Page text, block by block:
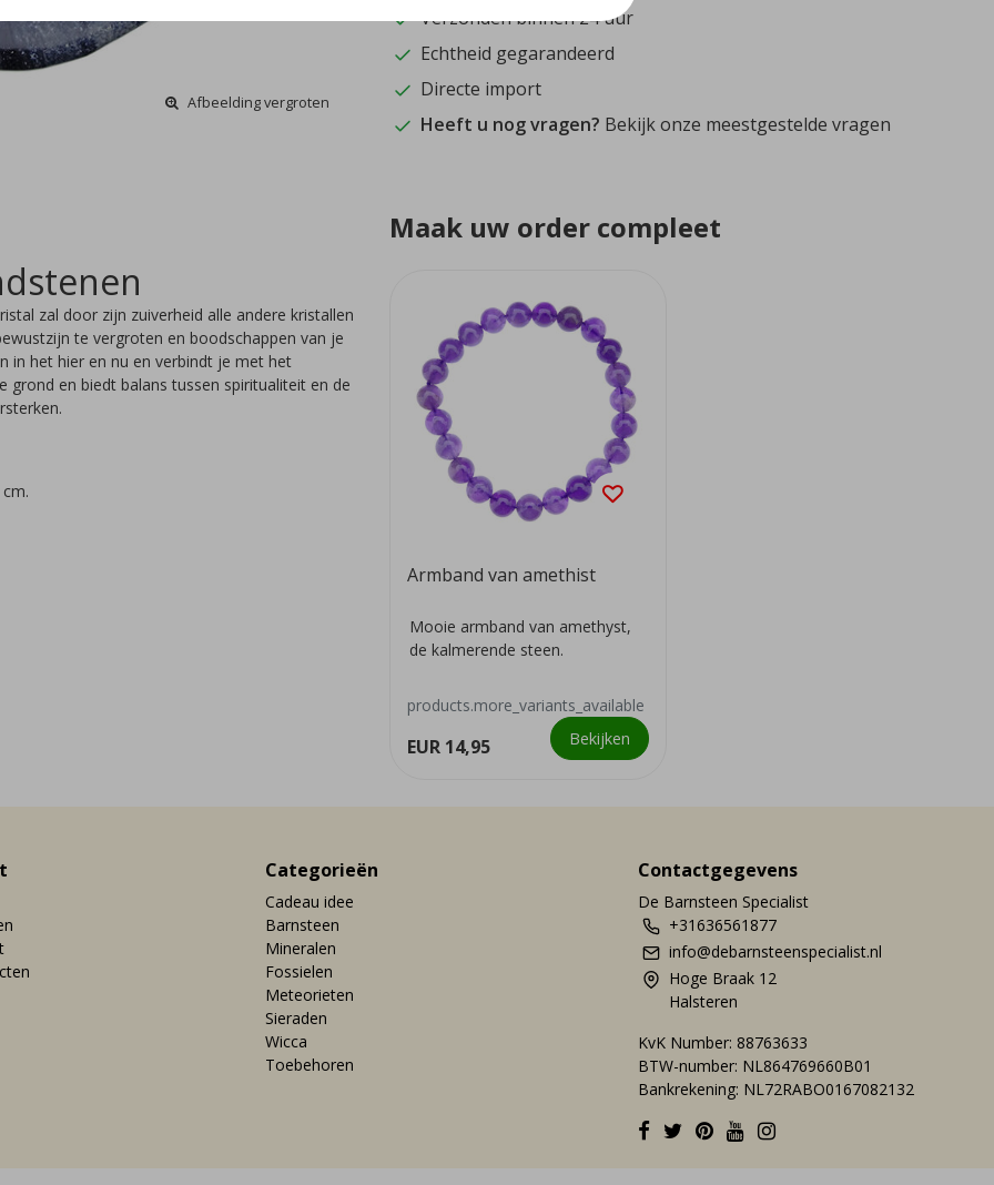
Afbeelding vergroten
Verzonden binnen 24 uur
Echtheid gegarandeerd
Directe import
Heeft u nog vragen? Bekijk onze meestgestelde vragen
zal door zijn zuiverheid alle andere kristallen
te vergroten en boodschappen van je
in het hier en nu en verbindt je met het
grond en biedt balans tussen spiritualiteit en de
Maak uw order compleet
Armband van amethist
Mooie armband van amethyst,
de kalmerende steen.
products.more_variants_available
EUR 14,95 Bekijken
Categorieën
Cadeau idee
Barnsteen
Mineralen
Fossielen
Meteorieten
Sieraden
Wicca
Toebehoren
Contactgegevens
De Barnsteen Specialist
+31636561877
info@debarnsteenspecialist.nl
Hoge Braak 12
Halsteren
KvK Number: 88763633
BTW-number: NL864769660B01
Bankrekening: NL72RABO0167082132